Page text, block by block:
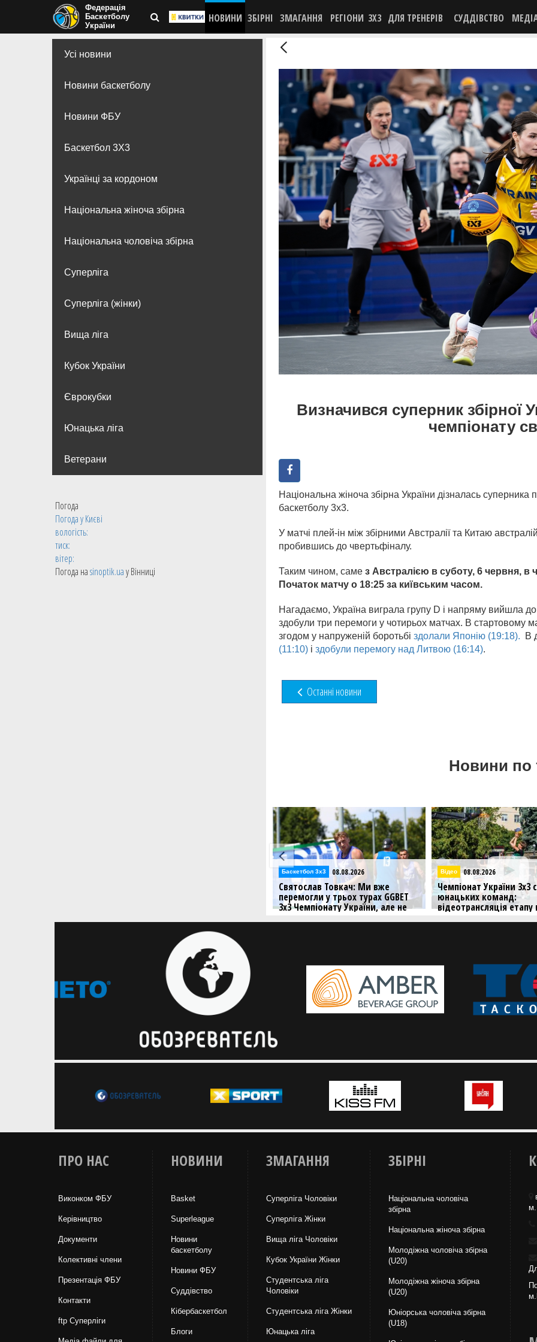
Федерація
Баскетболу
України
НОВИНИ ЗБІРНІ ЗМАГАННЯ РЕГІОНИ 3X3 ДЛЯ ТРЕНЕРІВ СУДДІВСТВО
Усі новини
Новини баскетболу
Новини ФБУ
Баскетбол 3Х3
Українці за кордоном
Національна жіноча збірна
Національна чоловіча збірна
Суперліга
Суперліга (жінки)
Вища лiга
Кубок України
Єврокубки
Юнацька ліга
Ветерани
Погода
Погода уКиєві
вологість:
тиск:
вітер:
Погода наsinoptik.uaу Вінниці
Визначився суперник збірної
чемпіонату
Національна жіноча збірна України дізналась суперника
баскетболу 3х3.
У матчі плей-ін між збірними Австралії та Китаю
пробившись до чвертьфіналу.
Таким чином, саме з Австралією в суботу, 6 червня, в
Початок матчу о 18:25 за київським часом.
Нагадаємо, Україна виграла групу D і напряму вийшла
здобули три перемоги у чотирьох матчах. В стартовому
згодом у напруженій боротьбі здолали Японію (19:18). В
(11:10) і здобули перемогу над Литвою (16:14).
Останні новини
Новини по
Досвідчений баскетболіст
поділився очікуваннями від
четвертого етапу турніру
Баскетбол 3х3 08.08.2026
Святослав Товкач: Ми вже
перемогли у трьох турах GGBET
3х3 Чемпіонату України, але не
Відео 08.08.2026
Чемпіонат України 3х3
юнацьких команд:
відеотрансляція етапу в
ПРО НАС
Виконком ФБУ
Керівництво
Документи
Колективні члени
Презентація ФБУ
Контакти
ftp Суперліги
НОВИНИ
Basket
Superleague
Новини
баскетболу
Новини ФБУ
Суддівство
Кібербаскетбол
Блоги
ЗМАГАННЯ
Суперліга Чоловіки
Суперліга Жінки
Вища лiга Чоловіки
Кубок України Жінки
Студентська ліга
Чоловiки
Студентська ліга Жінки
Юнацька ліга
ЗБІРНІ
Національна чоловіча
збірна
Національна жiноча збірна
Молодіжна чоловіча збірна
(U20)
Молодіжна жіноча збірна
(U20)
Юніорська чоловіча збірна
(U18)
м.